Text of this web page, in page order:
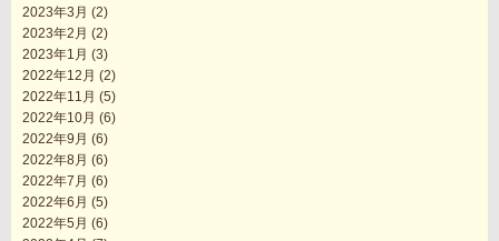
2023年3月 (2)
2023年2月 (2)
2023年1月 (3)
2022年12月 (2)
2022年11月 (5)
2022年10月 (6)
2022年9月 (6)
2022年8月 (6)
2022年7月 (6)
2022年6月 (5)
2022年5月 (6)